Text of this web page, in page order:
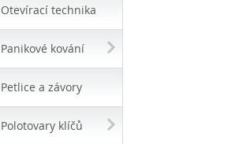
Otevírací technika
Panikové kování
Petlice a závory
Polotovary klíčů